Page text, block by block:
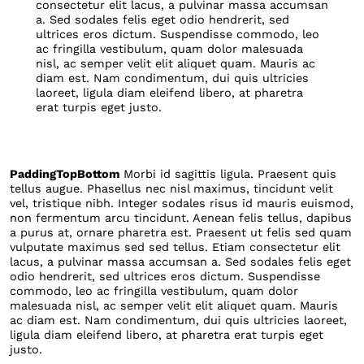
consectetur elit lacus, a pulvinar massa accumsan
a. Sed sodales felis eget odio hendrerit, sed
ultrices eros dictum. Suspendisse commodo, leo
ac fringilla vestibulum, quam dolor malesuada
nisl, ac semper velit elit aliquet quam. Mauris ac
diam est. Nam condimentum, dui quis ultricies
laoreet, ligula diam eleifend libero, at pharetra
erat turpis eget justo.
PaddingTopBottom Morbi id sagittis ligula. Praesent quis
tellus augue. Phasellus nec nisl maximus, tincidunt velit
vel, tristique nibh. Integer sodales risus id mauris euismod,
non fermentum arcu tincidunt. Aenean felis tellus, dapibus
a purus at, ornare pharetra est. Praesent ut felis sed quam
vulputate maximus sed sed tellus. Etiam consectetur elit
lacus, a pulvinar massa accumsan a. Sed sodales felis eget
odio hendrerit, sed ultrices eros dictum. Suspendisse
commodo, leo ac fringilla vestibulum, quam dolor
malesuada nisl, ac semper velit elit aliquet quam. Mauris
ac diam est. Nam condimentum, dui quis ultricies laoreet,
ligula diam eleifend libero, at pharetra erat turpis eget
justo.